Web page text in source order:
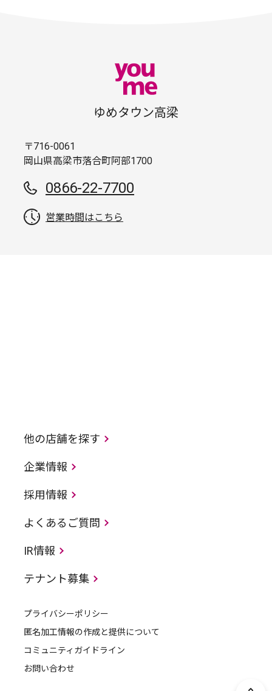
ゆめタウン高梁
〒716-0061
岡山県高梁市落合町阿部1700
0866-22-7700
営業時間はこちら
他の店舗を探す
企業情報
採用情報
よくあるご質問
IR情報
テナント募集
プライバシーポリシー
匿名加工情報の作成と提供について
コミュニティガイドライン
お問い合わせ